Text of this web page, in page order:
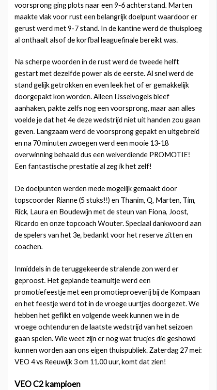
voorsprong ging plots naar een 9-6 achterstand. Marten
maakte vlak voor rust een belangrijk doelpunt waardoor er
gerust werd met 9-7 stand. In de kantine werd de thuisploeg
al onthaalt alsof de korfbal leaguefinale bereikt was.
Na scherpe woorden in de rust werd de tweede helft
gestart met dezelfde power als de eerste. Al snel werd de
stand gelijk getrokken en even leek het of er gemakkelijk
doorgepakt kon worden. Alleen IJsselvogels bleef
aanhaken, pakte zelfs nog een voorsprong, maar aan alles
voelde je dat het 4e deze wedstrijd niet uit handen zou gaan
geven. Langzaam werd de voorsprong gepakt en uitgebreid
en na 70 minuten zwoegen werd een mooie 13-18
overwinning behaald dus een welverdiende PROMOTIE!
Een fantastische prestatie al zeg ik het zelf!
De doelpunten werden mede mogelijk gemaakt door
topscoorder Rianne (5 stuks!!) en Thanim, Q, Marten, Tim,
Rick, Laura en Boudewijn met de steun van Fiona, Joost,
Ricardo en onze topcoach Wouter. Speciaal dankwoord aan
de spelers van het 3e, bedankt voor het reserve zitten en
coachen.
Inmiddels in de teruggekeerde stralende zon werd er
geproost. Het geplande teamuitje werd een
promotiefeestje met een promotieproeverij bij de Kompaan
en het feestje werd tot in de vroege uurtjes doorgezet. We
hebben het geflikt en volgende week kunnen we in de
vroege ochtenduren de laatste wedstrijd van het seizoen
gaan spelen. Wie weet zijn er nog wat trucjes die geshowd
kunnen worden aan ons eigen thuispubliek. Zaterdag 27 mei:
VEO 4 vs Reeuwijk 3 om 11.00 uur, komt dat zien!
VEO C2 kampioen